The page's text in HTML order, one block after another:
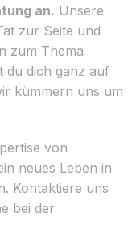
an. Unsere
zur Seite und
zum Thema
du dich ganz auf
kümmern uns um
von
neues Leben in
Kontaktiere uns
bei der